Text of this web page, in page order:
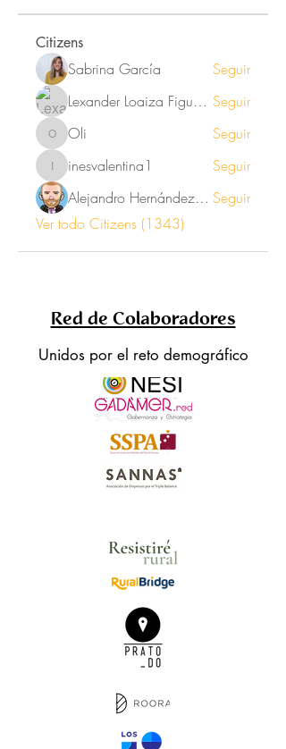
Citizens
Sabrina García
Seguir
Lexander Loaiza Figueroa Seguir
Oli Oli Seguir
inesvalentina1
inesvalentina1
Seguir
Alejandro Hernández Renner Seguir
Ver todo Citizens (1343)
Red de Colaboradores
Unidos por el reto demográfico